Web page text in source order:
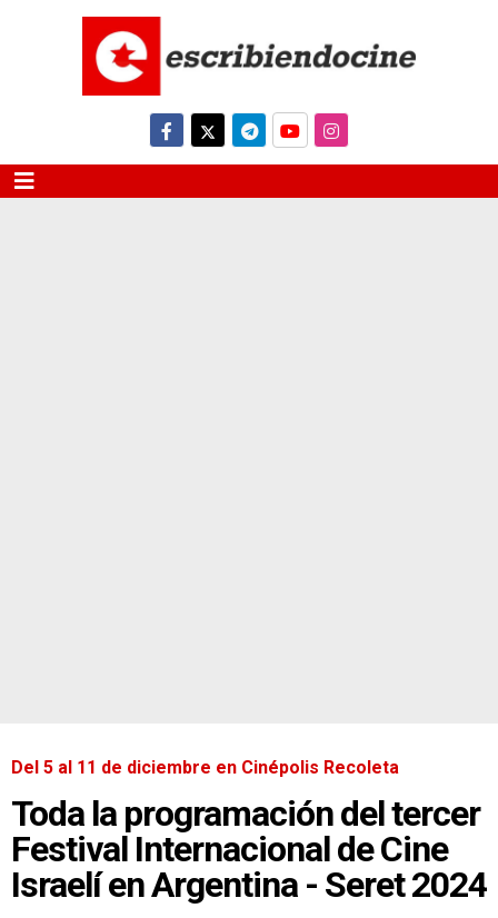
Del 5 al 11 de diciembre en Cinépolis Recoleta
Toda la programación del tercer
Festival Internacional de Cine
Israelí en Argentina - Seret 2024